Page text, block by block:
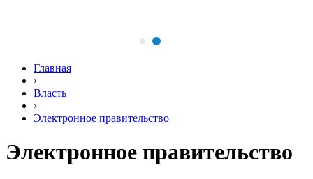
Главная
›
Власть
›
Электронное правительство
Электронное правительство